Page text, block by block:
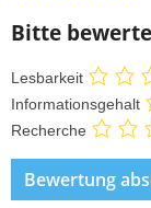
Bitte
Lesbarkeit
Informationsgehalt
Recherche